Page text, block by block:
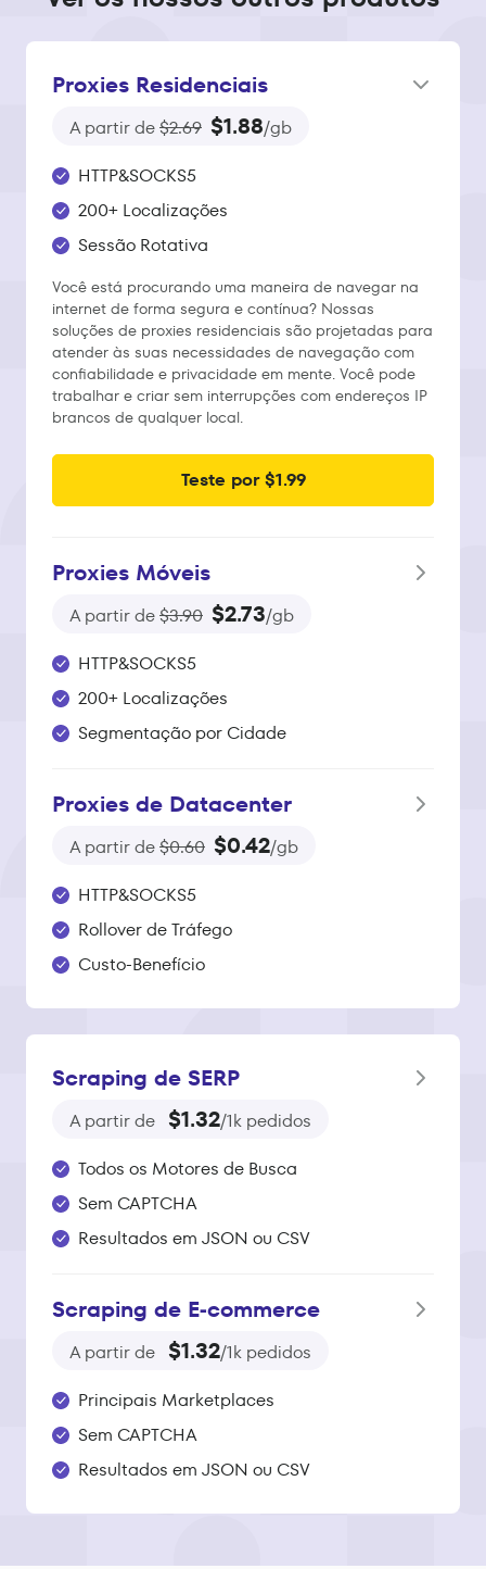
Proxies Residenciais
A partir de$2.69 $1.88/gb
HTTP&SOCKS5
200+ Localizações
Sessão Rotativa
Você está procurando uma maneira de navegar na
internet de forma segura e contínua? Nossas
soluções de proxies residenciais são projetadas para
atender às suas necessidades de navegação com
confiabilidade e privacidade em mente. Você pode
trabalhar e criar sem interrupções com endereços IP
brancos de qualquer local.
Teste por $1.99
Proxies Móveis
A partir de$3.90 $2.73/gb
HTTP&SOCKS5
200+ Localizações
Segmentação por Cidade
Proxies de Datacenter
A partir de$0.60 $0.42/gb
HTTP&SOCKS5
Rollover de Tráfego
Custo-Benefício
Scraping de SERP
A partir de $1.32/1k pedidos
Todos os Motores de Busca
Sem CAPTCHA
Resultados em JSON ou CSV
Scraping de E‑commerce
A partir de $1.32/1k pedidos
Principais Marketplaces
Sem CAPTCHA
Resultados em JSON ou CSV